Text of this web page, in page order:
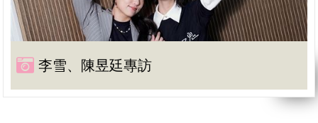
李雪、陳昱廷專訪